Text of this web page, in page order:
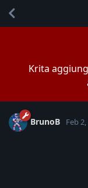
Krita
BrunoB Feb